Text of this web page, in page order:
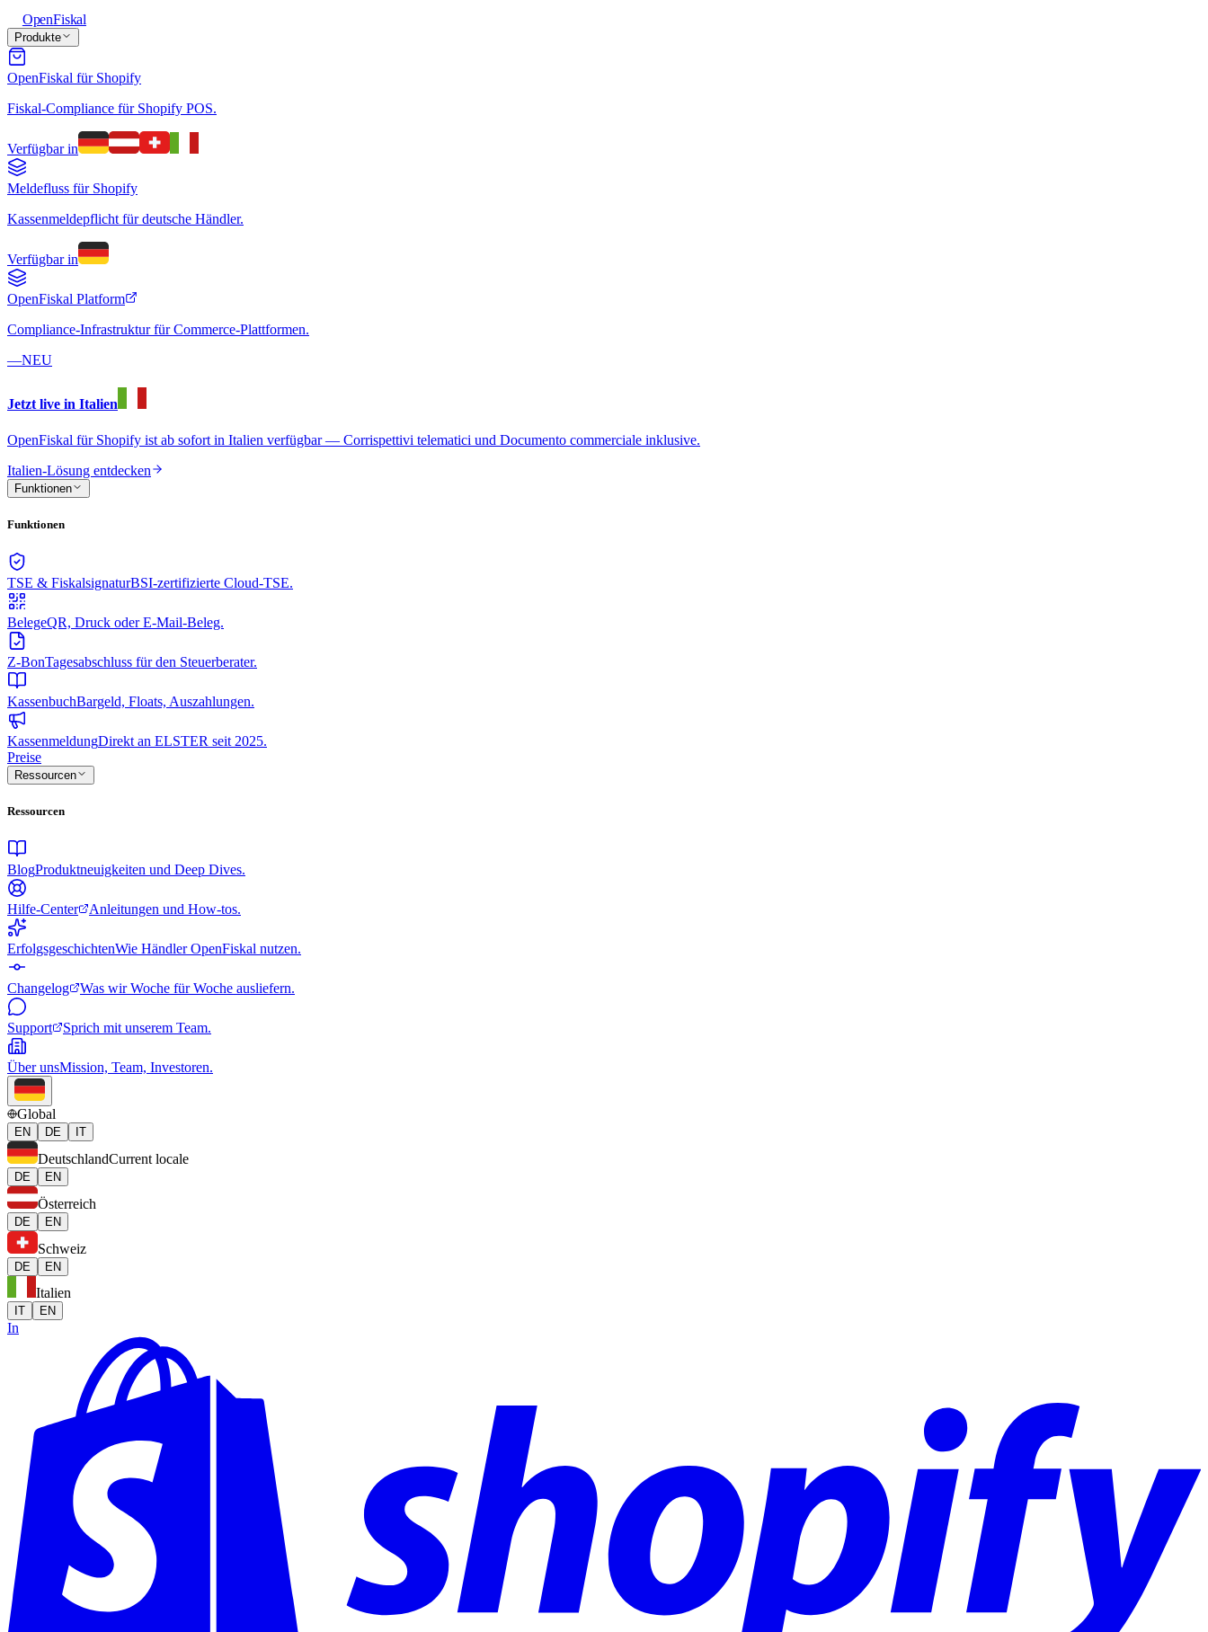
OpenFiskal
Produkte
OpenFiskal für Shopify
Fiskal-Compliance für Shopify POS.
Verfügbar in
Meldefluss für Shopify
Kassenmeldepflicht für deutsche Händler.
Verfügbar in
OpenFiskal Platform
Compliance-Infrastruktur für Commerce-Plattformen.
—NEU
Jetzt live in Italien
OpenFiskal für Shopify ist ab sofort in Italien verfügbar — Corrispettivi telematici und Documento commerciale inklusive.
Italien-Lösung entdecken
Funktionen
Funktionen
TSE & FiskalsignaturBSI-zertifizierte Cloud-TSE.
BelegeQR, Druck oder E-Mail-Beleg.
Z-BonTagesabschluss für den Steuerberater.
KassenbuchBargeld, Floats, Auszahlungen.
KassenmeldungDirekt an ELSTER seit 2025.
Preise
Ressourcen
Ressourcen
BlogProduktneuigkeiten und Deep Dives.
Hilfe-Center Anleitungen und How-tos.
ErfolgsgeschichtenWie Händler OpenFiskal nutzen.
Changelog Was wir Woche für Woche ausliefern.
Support Sprich mit unserem Team.
Über unsMission, Team, Investoren.
Global
EN DE IT
DeutschlandCurrent locale
DE EN
Österreich
DE EN
Schweiz
DE EN
Italien
IT EN
In